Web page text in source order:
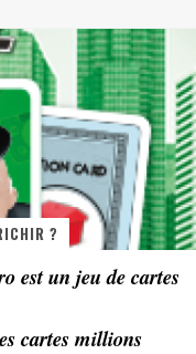
« Mon Village Révolté » - Combattre un Projet !
« Le Béton et le Bambou / Propositions pour Mayotte et le Monde. » - Améliorations !
« MOFUSAND / Parler Japonais » – Des Expressions Pratiques !
« Dr Wertham / L’homme qui étudia les tueurs en série » - Un Métier à Risque !
?
est un jeu de cartes
cartes millions